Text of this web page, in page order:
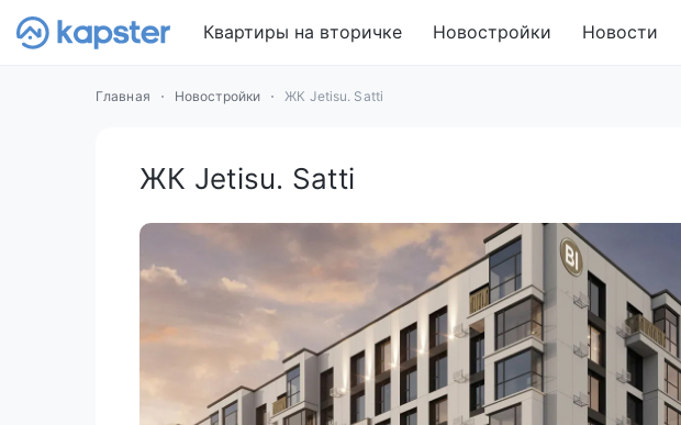
Квартиры на вторичке Новостройки Новости
Главная Новостройки ЖК Jetisu. Satti
ЖК Jetisu. Satti